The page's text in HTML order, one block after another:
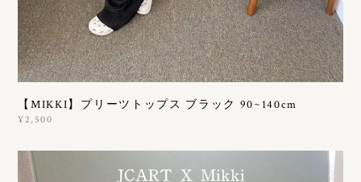
【MIKKI】プリーツトップス ブラック 90~140cm
¥2,500